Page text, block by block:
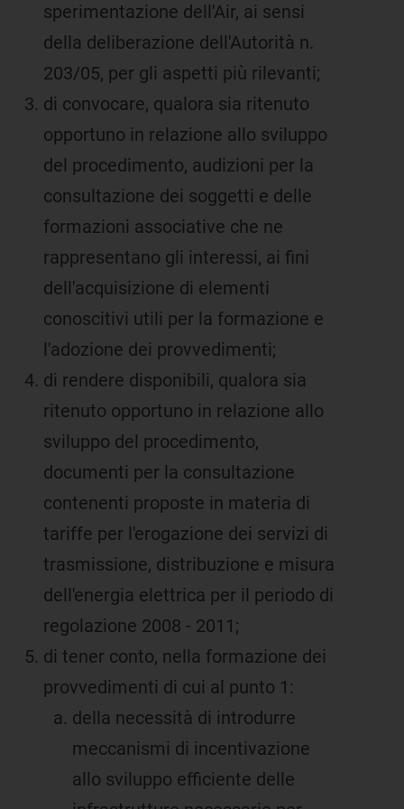
sperimentazione dell'Air, ai sensi
della deliberazione dell'Autorità n.
203/05, per gli aspetti più rilevanti;
di convocare, qualora sia ritenuto
opportuno in relazione allo sviluppo
del procedimento, audizioni per la
consultazione dei soggetti e delle
formazioni associative che ne
rappresentano gli interessi, ai fini
dell'acquisizione di elementi
conoscitivi utili per la formazione e
l'adozione dei provvedimenti;
di rendere disponibili, qualora sia
ritenuto opportuno in relazione allo
sviluppo del procedimento,
documenti per la consultazione
contenenti proposte in materia di
tariffe per l'erogazione dei servizi di
trasmissione, distribuzione e misura
dell'energia elettrica per il periodo di
regolazione 2008 - 2011;
di tener conto, nella formazione dei
provvedimenti di cui al punto 1:
della necessità di introdurre
meccanismi di incentivazione
allo sviluppo efficiente delle